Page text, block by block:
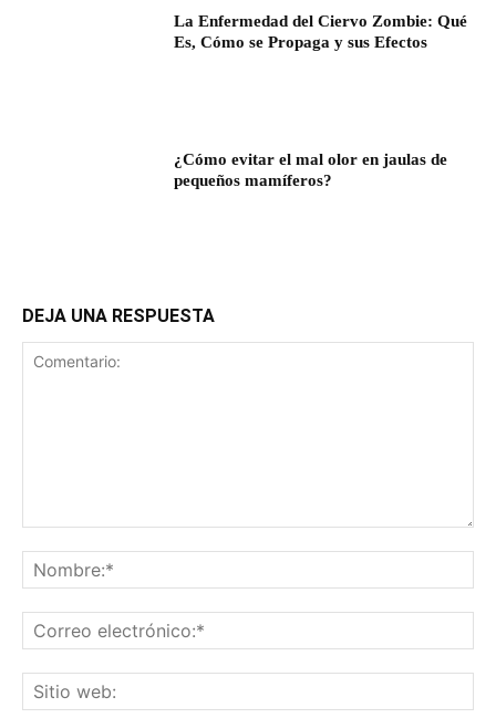
La Enfermedad del Ciervo Zombie: Qué
Es, Cómo se Propaga y sus Efectos
¿Cómo evitar el mal olor en jaulas de
pequeños mamíferos?
DEJA UNA RESPUESTA